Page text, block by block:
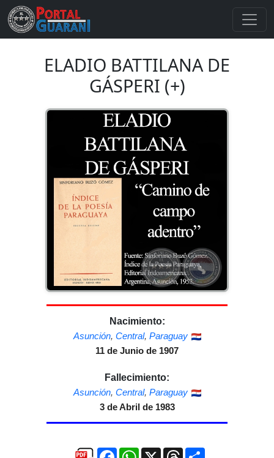
ELADIO BATTILANA DE
GÁSPERI (+)
Nacimiento:
Asunción, Central, Paraguay
11 de Junio de 1907
Fallecimiento:
Asunción, Central, Paraguay
3 de Abril de 1983
FacebookWhatsApp
X ThreadsCompartir